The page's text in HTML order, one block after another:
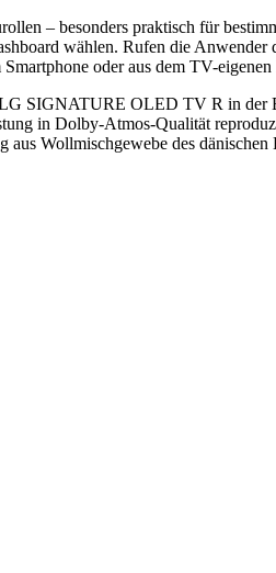
– besonders praktisch für
wählen. Rufen die
oder aus dem TV-
SIGNATURE OLED TV R in der
in Dolby-Atmos-Qualität
Wollmischgewebe des dänischen